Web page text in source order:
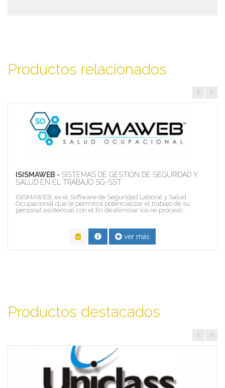
Productos relacionados
ISISMAWEB - SISTEMAS DE GESTIÓN DE SEGURIDAD Y
SALUD EN EL TRABAJO SG-SST
ISISMAWEB, es el Software de Seguridad Laboral y Salud
Ocupacional que le permitirá potencializar el trabajo de su
personal asistencial con el fin de eliminar los re-proceso...
ver más
Productos destacados